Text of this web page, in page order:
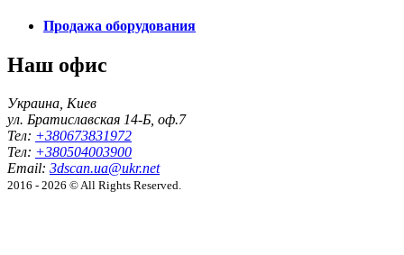
Продажа оборудования
Наш офис
Украина, Киев
ул. Братиславская 14-Б, оф.7
Тел: +380673831972
Тел: +380504003900
Email: 3dscan.ua@ukr.net
2016 - 2026 © All Rights Reserved.